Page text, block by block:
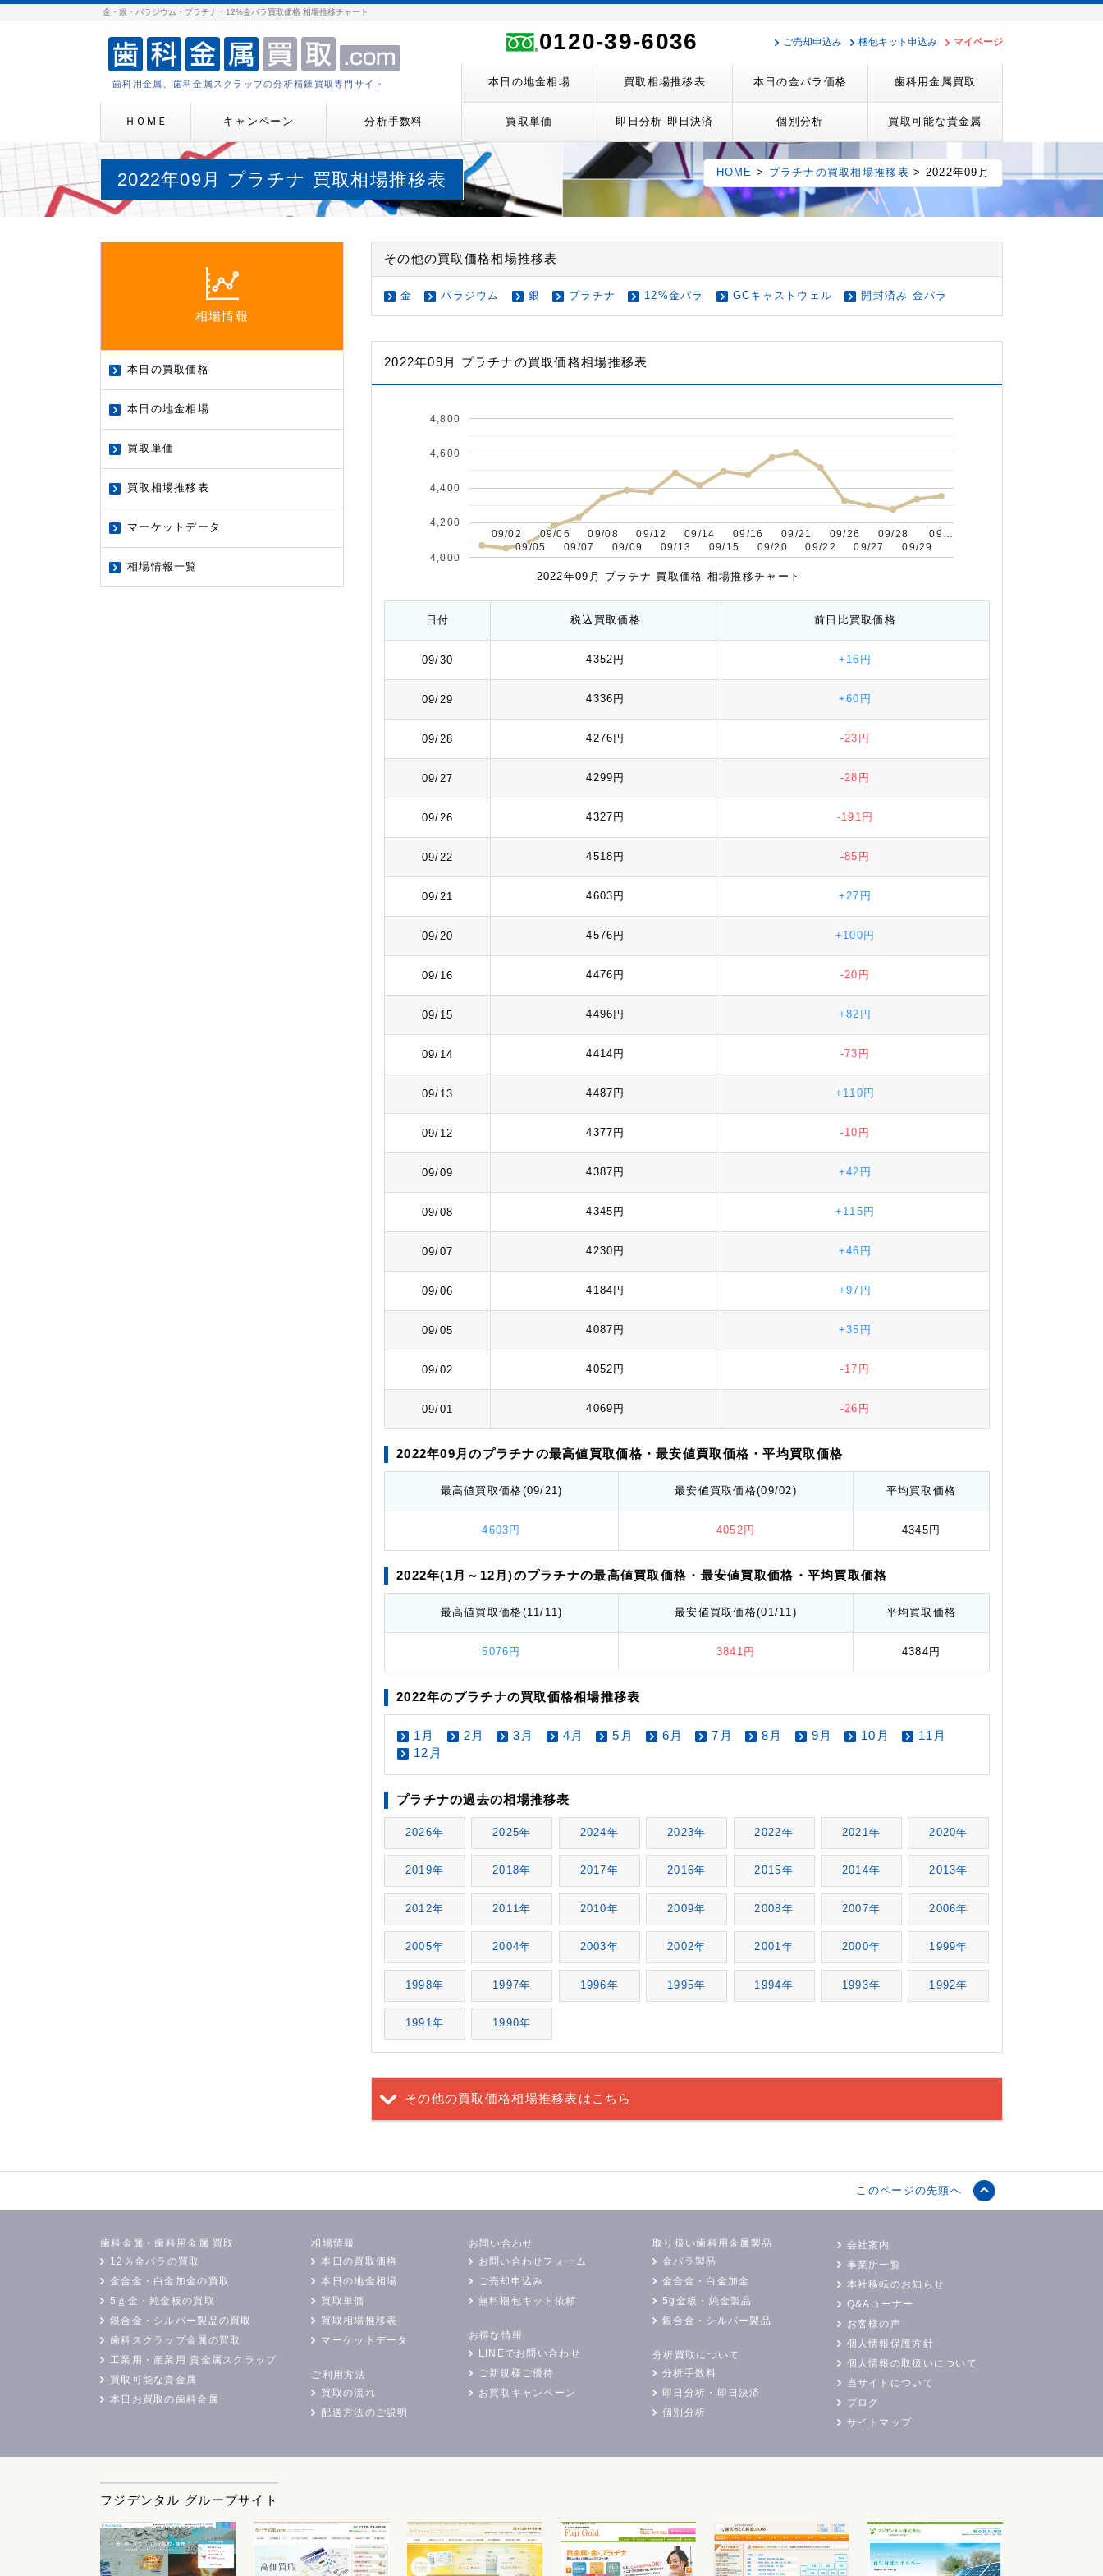
金・銀・パラジウム・プラチナ・12%金パラ買取価格 相場推移チャート
歯科用金属、歯科金属スクラップの分析精錬買取専門サイト
0120-39-6036 ご売却申込み 梱包キット申込み マイページ
本日の地金相場 買取相場推移表 本日の金パラ価格 歯科用金属買取
ＨＯＭＥ キャンペーン 分析手数料 買取単価 即日分析 即日決済 個別分析 買取可能な貴金属
2022年09月 プラチナ 買取相場推移表 HOME > プラチナの買取相場推移表 > 2022年09月
その他の買取価格相場推移表
金 パラジウム 銀 プラチナ 12%金パラ GCキャストウェル 開封済み 金パラ
2022年09月 プラチナの買取価格相場推移表
09/02
09/02
09/05
09/05
09/06
09/06
09/07
09/07
09/08
09/08
09/09
09/09
09/12
09/12
09/13
09/13
09/14
09/14
09/15
09/15
09/16
09/16
09/20
09/20
09/21
09/21
09/22
09/22
09/26
09/26
09/27
09/27
09/28
09/28
09/29
09/29
09…
09…
4,000
4,200
4,400
4,600
4,800
2022年09月 プラチナ 買取価格 相場推移チャート
日付 税込 買取価格 前日比買取価格
09/30 4352円 +16円
09/29 4336円 +60円
09/28 4276円 -23円
09/27 4299円 -28円
09/26 4327円 -191円
09/22 4518円 -85円
09/21 4603円 +27円
09/20 4576円 +100円
09/16 4476円 -20円
09/15 4496円 +82円
09/14 4414円 -73円
09/13 4487円 +110円
09/12 4377円 -10円
09/09 4387円 +42円
09/08 4345円 +115円
09/07 4230円 +46円
09/06 4184円 +97円
09/05 4087円 +35円
09/02 4052円 -17円
09/01 4069円 -26円
2022年09月のプラチナの最高値買取価格・最安値買取価格 ・平均買取価格
最高値買取価格(09/21) 最安値買取価格(09/02) 平均 買取価格
4603円 4052円 4345円
2022年(1月～12月)のプラチナの最高値買取価格 ・最安値買取価格 ・平均買取価格
最高値買取価格(11/11) 最安値買取価格(01/11) 平均 買取価格
5076円 3841円 4384円
2022年のプラチナの買取価格相場推移表
1月 2月 3月 4月 5月 6月 7月 8月 9月 10月
11月
12月
プラチナの過去の相場推移表
2026年 2025年 2024年 2023年 2022年 2021年 2020年
2019年 2018年 2017年 2016年 2015年 2014年 2013年
2012年 2011年 2010年 2009年 2008年 2007年 2006年
2005年 2004年 2003年 2002年 2001年 2000年 1999年
1998年 1997年 1996年 1995年 1994年 1993年 1992年
1991年 1990年
その他の買取価格相場推移表はこちら
相場情報
本日の買取価格
本日の地金相場
買取単価
買取相場推移表
マーケットデータ
相場情報一覧
このページの先頭へ
歯科金属・歯科用金属 買取
12％金パラの買取
金合金・白金加金の買取
5ｇ金・純金板の買取
銀合金・シルバー製品の買取
歯科スクラップ金属の買取
工業用・産業用 貴金属スクラップ
買取可能な貴金属
本日お買取の歯科金属
相場情報
本日の買取価格
本日の地金相場
買取単価
買取相場推移表
マーケットデータ
ご利用方法
買取の流れ
配送方法のご説明
お問い合わせ
お問い合わせフォーム
ご売却申込み
無料梱包キット依頼
お得な情報
LINEでお問い合わせ
ご新規様ご優待
お買取キャンペーン
取り扱い歯科用金属製品
金パラ製品
金合金・白金加金
5g金板・純金製品
銀合金・シルバー製品
分析買取について
分析手数料
即日分析・即日決済
個別分析
会社案内
事業所一覧
本社移転のお知らせ
Q&Aコーナー
お客様の声
個人情報保護方針
個人情報の取扱いについて
当サイトについて
ブログ
サイトマップ
フジデンタル グループサイト